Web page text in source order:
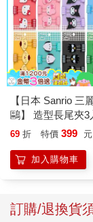
不久之後，那本
這位年紀輕輕的
和她對時尚的認
了很多事。我知
發生了永久的轉
轉變。作為胸懷大
謬和不公平——除
邁進。我知道我
我兩個月，但是
的實習。從我姊
具上站著擠三小
隘的人才庫——他
【日本 Sanrio 三
鷗】 造型長尾夾3
(8款可選) 凱蒂貓
企鵝
69 折 特價 399 元
加入購物車
訂購/退換貨